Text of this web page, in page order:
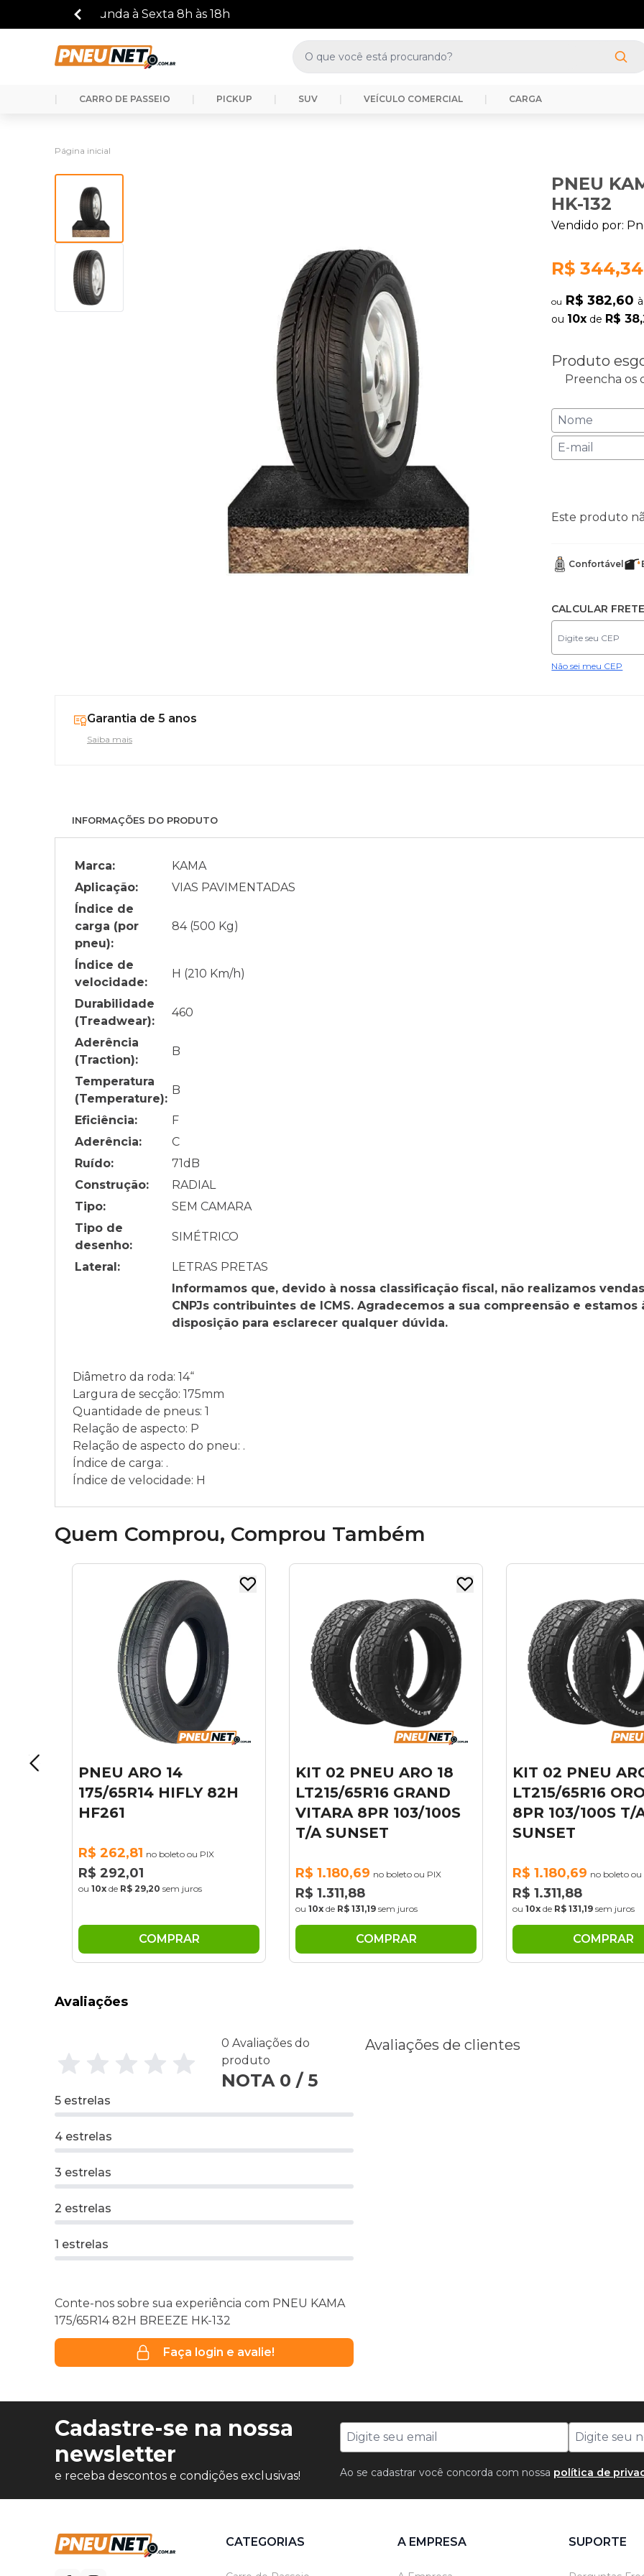
CARRO DE PASSEIO PICKUP SUV VEÍCULO COMERCIAL CARGA
Página inicial
PNEU
HK-132
Vendido por:
R$ 344,34
ou R$ 382,60
ou 10x de R$
Produto
Preencha os
Este produto
Confortável
CALCULAR
Não sei meu CEP
Garantia de 5 anos
Saiba mais
INFORMAÇÕES DO PRODUTO
Marca:
KAMA
Aplicação:
VIAS PAVIMENTADAS
Índice de
carga (por
pneu):
84 (500 Kg)
Índice de
velocidade:
H (210 Km/h)
Durabilidade
(Treadwear):
460
Aderência
(Traction):
B
Temperatura
(Temperature):
B
Eficiência:
F
Aderência:
C
Ruído:
71dB
Construção:
RADIAL
Tipo:
SEM CAMARA
Tipo de
desenho:
SIMÉTRICO
Lateral:
LETRAS PRETAS
Informamos que, devido à nossa classificação fiscal, não realizamos
CNPJs contribuintes de ICMS. Agradecemos a sua compreensão e estamos
disposição para esclarecer qualquer dúvida.
Diâmetro da roda: 14“
Largura de secção: 175mm
Quantidade de pneus: 1
Relação de aspecto: P
Relação de aspecto do pneu: .
Índice de carga: .
Índice de velocidade: H
Quem Comprou, Comprou Também
PNEU ARO 14
175/65R14 HIFLY 82H
HF261
R$ 262,81 no boleto ou PIX
R$ 292,01
ou10xdeR$ 29,20sem juros
COMPRAR
KIT 02 PNEU ARO 18
LT215/65R16 GRAND
VITARA 8PR 103/100S
T/A SUNSET
R$ 1.180,69 no boleto ou PIX
R$ 1.311,88
ou10xdeR$ 131,19sem juros
COMPRAR
KIT 02 PNEU
LT215/65R16
8PR 103/100S T/A
SUNSET
R$ 1.180,69 no boleto ou
R$ 1.311,88
ou10xdeR$ 131,19sem juros
COMPRAR
Avaliações
0 Avaliações do
produto
NOTA 0 / 5
5 estrelas
4 estrelas
3 estrelas
2 estrelas
1 estrelas
Conte-nos sobre sua experiência com PNEU KAMA
175/65R14 82H BREEZE HK-132
Faça login e avalie!
Avaliações de clientes
Cadastre-se na nossa
newsletter
e receba descontos e condições exclusivas! Ao se cadastrar você concorda com nossa política de
CATEGORIAS A EMPRESA SUPORTE